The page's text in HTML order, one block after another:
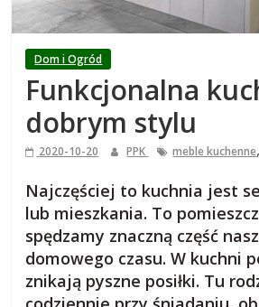
e
s
k
Dom i Ogród
Funkcjonalna
dobrym stylu
2020-10-20 PPK meble kuchenne
Najczęściej to kuchnia jest
lub mieszkania. To
spędzamy znaczną część
domowego czasu. W kuchni
znikają pyszne posiłki. Tu